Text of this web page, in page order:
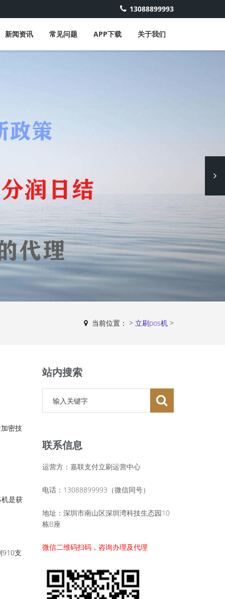
13088899993
新闻资讯 常见问题 APP下载 关于我们
Next
当前位置： > 立刷pos机 >
密技
是获
910支
站内搜索
联系信息
运营方：嘉联支付立刷运营中心
电话：13088899993（微信同号）
地址：深圳市南山区深圳湾科技生态园10
栋B座
微信二维码扫码，咨询办理及代理